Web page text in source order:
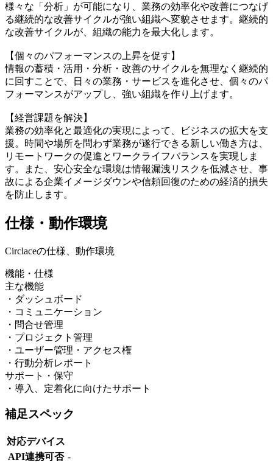
様々な「分析」が可能になり、業務の効率化や改善につなげ
る継続的な改善サイクルが強い組織へ変貌させます。継続的
な改善サイクルが、組織の能力を最大化します。
【個々のパフォーマンスの上昇を促す】
情報の蓄積・活用・分析・改善のサイクルを無理なく継続的
に回すことで、日々の業務・サービスを進化させ、個々のパ
フォーマンスがアップし、強い組織を作り上げます。
【経営課題を解決】
業務の効率化と最適化の実現によって、ビジネスの拡大を支
援。時間や場所を問わず業務が遂行できる新しい働き方は、
リモートワークの促進とワークライフバランスを実現しま
す。また、安心安全な環境は情報漏洩リスクを低減させ、事
故による企業イメージダウンや信頼回復のための経済的損失
を防止します。
仕様・動作環境
Circlaceの仕様、動作環境
機能・仕様
主な機能
・ダッシュボード
・コミュニケーション
・問合せ管理
・プロジェクト管理
・ユーザー管理・アクセス権
・行動分析レポート
サポート・保守
・導入、定着化に向けたサポート
補足スペック
対応デバイス
API連携可否 -